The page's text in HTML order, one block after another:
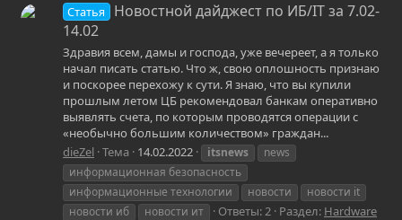
Статья
Новостной дайджест по ИБ/IT за 7.02-
14.02
Здравия всем, дамы и господа, уже вечереет, а я только
начал писать статью. Что ж, свою оплошность признаю
и поскорее перехожу к сути. Я знаю, что вы купили
прошлым летом ЦБ рекомендовал банкам оперативно
выявлять счета, по которым проводятся операции с
«необычно большим количеством» граждан...
dieZel Тема 14.02.2022 itsnews
news
информационная безопасность
информационные технологии
новости
новости it
новости иб
новости ит Ответы: 2 Раздел: Hardware